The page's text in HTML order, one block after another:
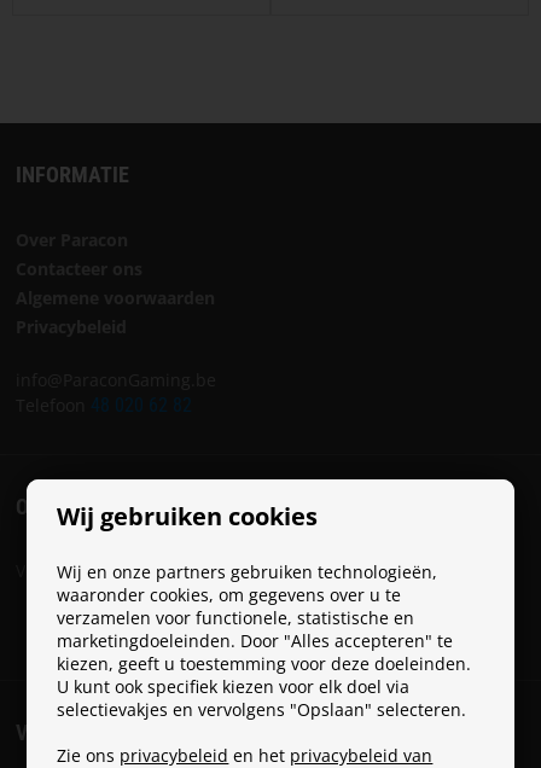
Wij gebruiken cookies
Wij en onze partners gebruiken technologieën,
waaronder cookies, om gegevens over u te
verzamelen voor functionele, statistische en
marketingdoeleinden. Door "Alles accepteren" te
kiezen, geeft u toestemming voor deze doeleinden.
U kunt ook specifiek kiezen voor elk doel via
selectievakjes en vervolgens "Opslaan" selecteren.
Zie ons privacybeleid en het privacybeleid van
INFORMATIE
48 020 62 82
ONZE SOCIALS
Volg Paracon op onze socials:
VERZENDKOSTEN